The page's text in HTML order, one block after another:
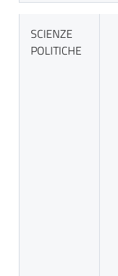
SCIENZE
POLITICHE